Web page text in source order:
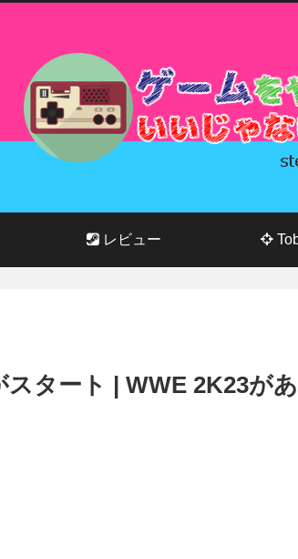
レビュー
タート | WWE 2K23が